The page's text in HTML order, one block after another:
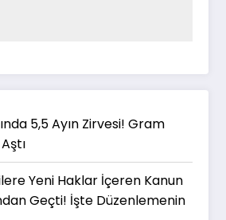
5,5 Ayın Zirvesi! Gram
Yeni Haklar İçeren Kanun
Geçti! İşte Düzenlemenin